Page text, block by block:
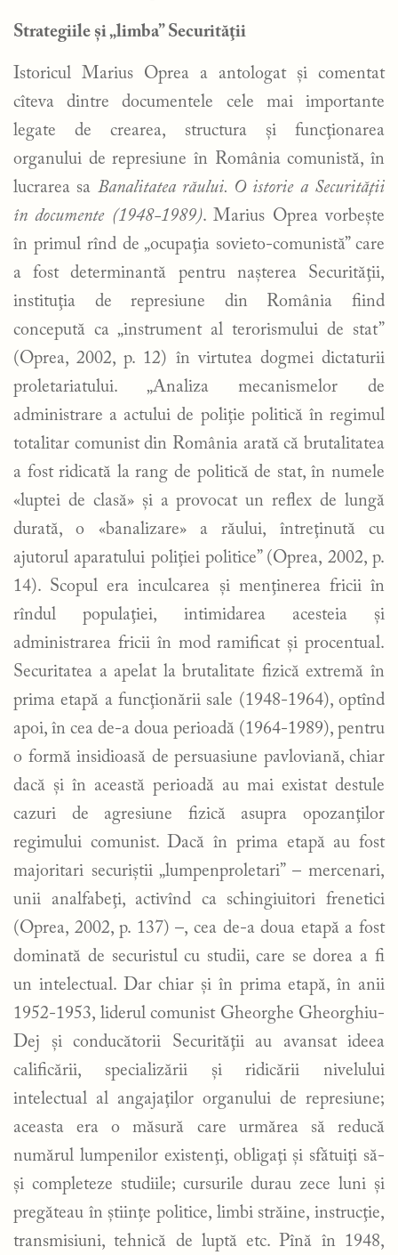
Strategiile şi „limba” Securităţii
Istoricul Marius Oprea a antologat şi comentat
cîteva dintre documentele cele mai importante
legate de crearea, structura şi funcţionarea
organului de represiune în România comunistă, în
lucrarea sa Banalitatea răului. O istorie a Securităţii
în documente (1948-1989). Marius Oprea vorbeşte
în primul rînd de „ocupaţia sovieto-comunistă” care
a fost determinantă pentru naşterea Securităţii,
instituţia de represiune din România fiind
concepută ca „instrument al terorismului de stat”
(Oprea, 2002, p. 12) în virtutea dogmei dictaturii
proletariatului. „Analiza mecanismelor de
administrare a actului de poliţie politică în regimul
totalitar comunist din România arată că brutalitatea
a fost ridicată la rang de politică de stat, în numele
«luptei de clasă» şi a provocat un reflex de lungă
durată, o «banalizare» a răului, întreţinută cu
ajutorul aparatului poliţiei politice” (Oprea, 2002, p.
14). Scopul era inculcarea şi menţinerea fricii în
rîndul populaţiei, intimidarea acesteia şi
administrarea fricii în mod ramificat şi procentual.
Securitatea a apelat la brutalitate fizică extremă în
prima etapă a funcţionării sale (1948-1964), optînd
apoi, în cea de-a doua perioadă (1964-1989), pentru
o formă insidioasă de persuasiune pavloviană, chiar
dacă şi în această perioadă au mai existat destule
cazuri de agresiune fizică asupra opozanţilor
regimului comunist. Dacă în prima etapă au fost
majoritari securiştii „lumpenproletari” – mercenari,
unii analfabeţi, activînd ca schingiuitori frenetici
(Oprea, 2002, p. 137) –, cea de-a doua etapă a fost
dominată de securistul cu studii, care se dorea a fi
un intelectual. Dar chiar şi în prima etapă, în anii
1952-1953, liderul comunist Gheorghe Gheorghiu-
Dej şi conducătorii Securităţii au avansat ideea
calificării, specializării şi ridicării nivelului
intelectual al angajaţilor organului de represiune;
aceasta era o măsură care urmărea să reducă
numărul lumpenilor existenţi, obligaţi şi sfătuiţi să-
şi completeze studiile; cursurile durau zece luni şi
pregăteau în ştiinţe politice, limbi străine, instrucţie,
transmisiuni, tehnică de luptă etc. Pînă în 1948,